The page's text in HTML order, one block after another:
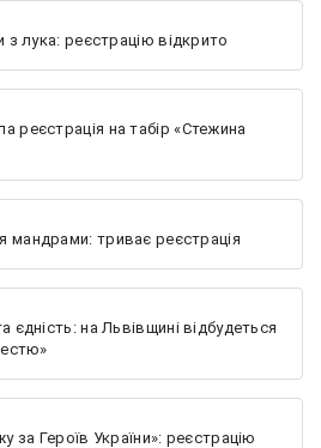
з лука: реєстрацію відкрито
реєстрація на табір «Стежина
мандрами: триває реєстрація
єдність: на Львівщині відбудеться
за Героїв України»: реєстрацію